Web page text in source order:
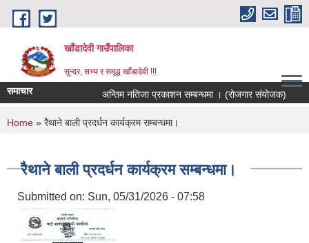
Skip to main content
खाँडादेवी गाउँपालिका
सुन्दर, सभ्य र समृद्ध खाँडादेवी !!!
समाचार अन्तिम नतिजा प्रकाशन सम्बन्धमा । (रोजगार संयोजक)
You are here
Home » रैथाने बाली प्रदर्धन कार्यक्रम सम्बन्धमा।
रैथाने बाली प्रदर्धन कार्यक्रम सम्बन्धमा।
Submitted on: Sun, 05/31/2026 - 07:58